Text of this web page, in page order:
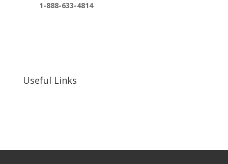
1-888-633-4814
Useful Links